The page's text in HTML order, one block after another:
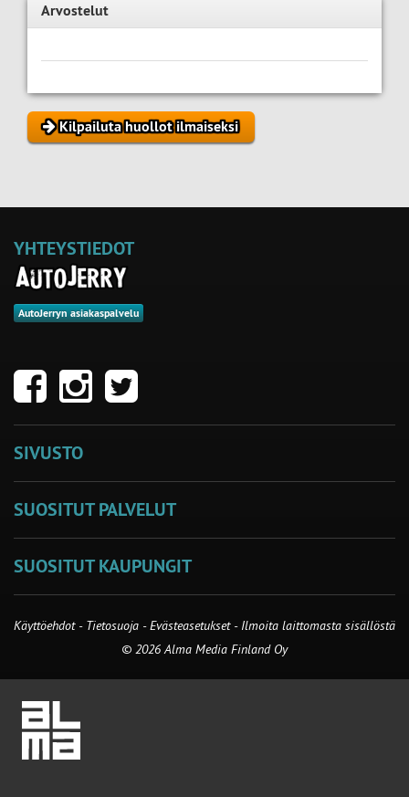
Arvostelut
Kilpailuta huollot ilmaiseksi
YHTEYSTIEDOT
AutoJerryn asiakaspalvelu
SIVUSTO
SUOSITUT PALVELUT
SUOSITUT KAUPUNGIT
Käyttöehdot - Tietosuoja -Evästeasetukset- Ilmoita laittomasta sisällöstä
© 2026 Alma Media Finland Oy